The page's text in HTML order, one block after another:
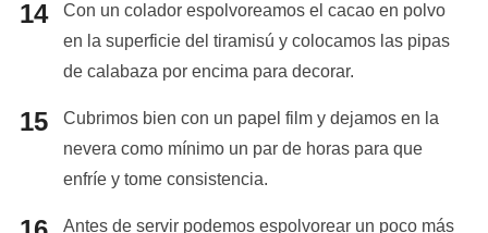
Con un colador espolvoreamos el cacao en polvo
en la superficie del tiramisú y colocamos las pipas
de calabaza por encima para decorar.
Cubrimos bien con un papel film y dejamos en la
nevera como mínimo un par de horas para que
enfríe y tome consistencia.
Antes de servir podemos espolvorear un poco más